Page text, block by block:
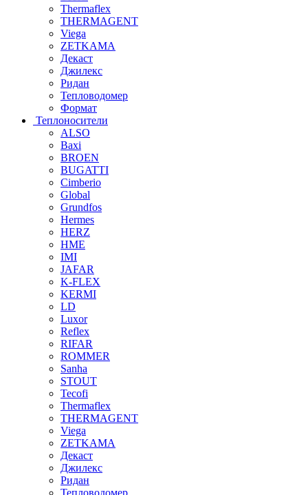
Thermaflex
THERMAGENT
Viega
ZETKAMA
Декаст
Джилекс
Ридан
Тепловодомер
Формат
Теплоносители
ALSO
Baxi
BROEN
BUGATTI
Cimberio
Global
Grundfos
Hermes
HERZ
HME
IMI
JAFAR
K-FLEX
KERMI
LD
Luxor
Reflex
RIFAR
ROMMER
Sanha
STOUT
Tecofi
Thermaflex
THERMAGENT
Viega
ZETKAMA
Декаст
Джилекс
Ридан
Тепловодомер